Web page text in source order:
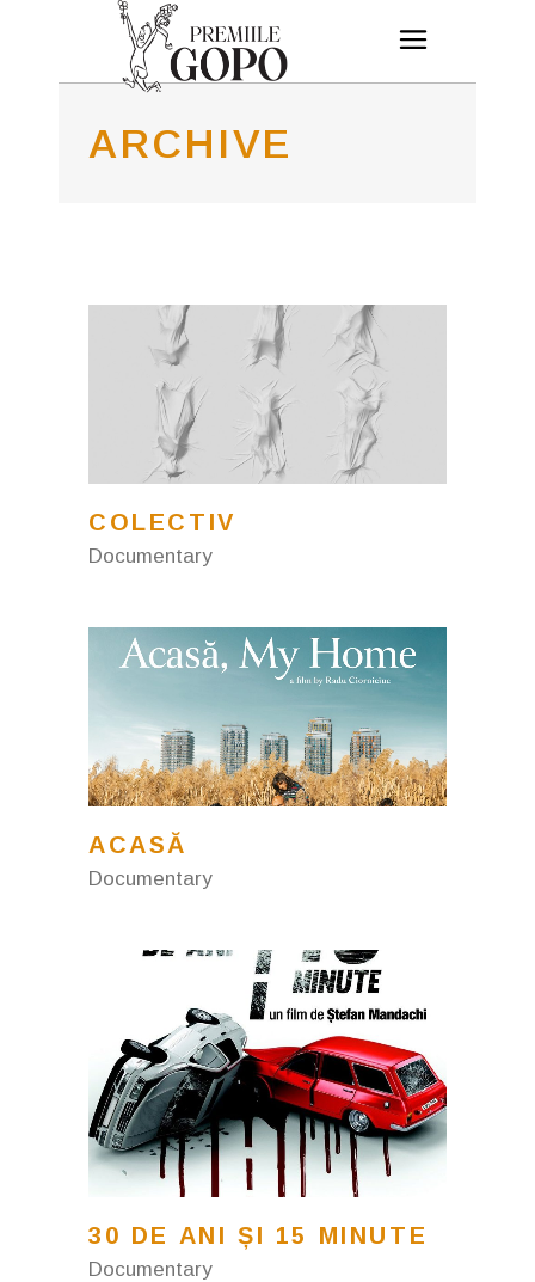
ARCHIVE
COLECTIV
Documentary
ACASĂ
Documentary
30 DE ANI ȘI 15 MINUTE
Documentary